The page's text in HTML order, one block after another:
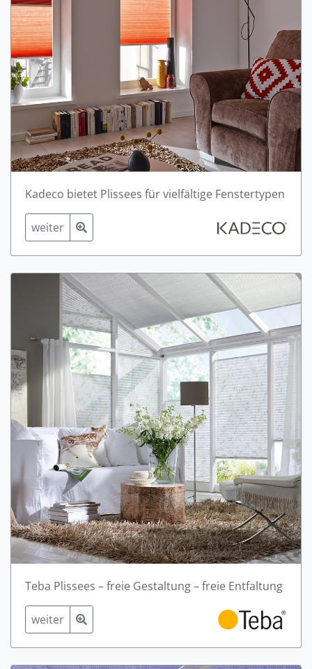
Kadeco bietet Plissees für vielfältige Fenstertypen
weiter
Teba Plissees – freie Gestaltung – freie Entfaltung
weiter